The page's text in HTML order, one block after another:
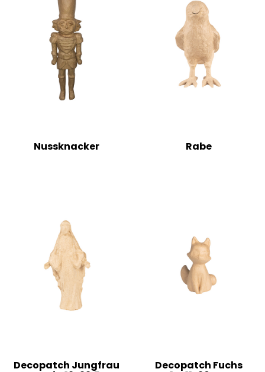
Nussknacker Rabe
Decopatch Jungfrau Decopatch Fuchs